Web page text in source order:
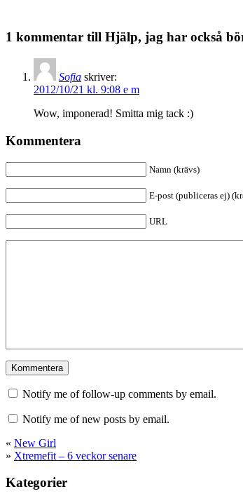
1 kommentar till Hjälp, jag har också
Sofia skriver:
2012/10/21 kl. 9:08 e m
Wow, imponerad! Smitta mig tack :)
Kommentera
Namn (krävs)
E-post (publiceras ej)
URL
Notify me of follow-up comments by email.
Notify me of new posts by email.
« New Girl
» Xtremefit – 6 veckor senare
Kategorier